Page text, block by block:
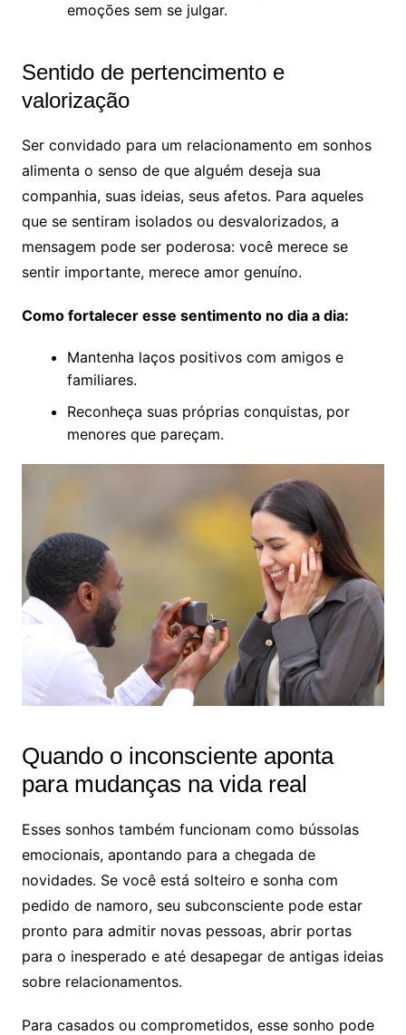
emoções sem se julgar.
Sentido de pertencimento e
valorização
Ser convidado para um relacionamento em sonhos
alimenta o senso de que alguém deseja sua
companhia, suas ideias, seus afetos. Para aqueles
que se sentiram isolados ou desvalorizados, a
mensagem pode ser poderosa: você merece se
sentir importante, merece amor genuíno.
Como fortalecer esse sentimento no dia a dia:
Mantenha laços positivos com amigos e
familiares.
Reconheça suas próprias conquistas, por
menores que pareçam.
Quando o inconsciente aponta
para mudanças na vida real
Esses sonhos também funcionam como bússolas
emocionais, apontando para a chegada de
novidades. Se você está solteiro e sonha com
pedido de namoro, seu subconsciente pode estar
pronto para admitir novas pessoas, abrir portas
para o inesperado e até desapegar de antigas ideias
sobre relacionamentos.
Para casados ou comprometidos, esse sonho pode